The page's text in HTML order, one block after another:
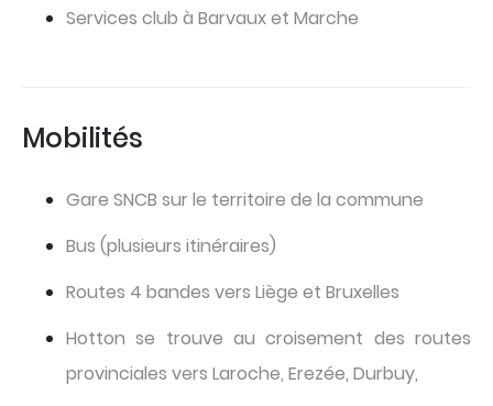
Services club à Barvaux et Marche
Mobilités
Gare SNCB sur le territoire de la commune
Bus (plusieurs itinéraires)
Routes 4 bandes vers Liège et Bruxelles
Hotton se trouve au croisement des routes
provinciales vers Laroche, Erezée, Durbuy,